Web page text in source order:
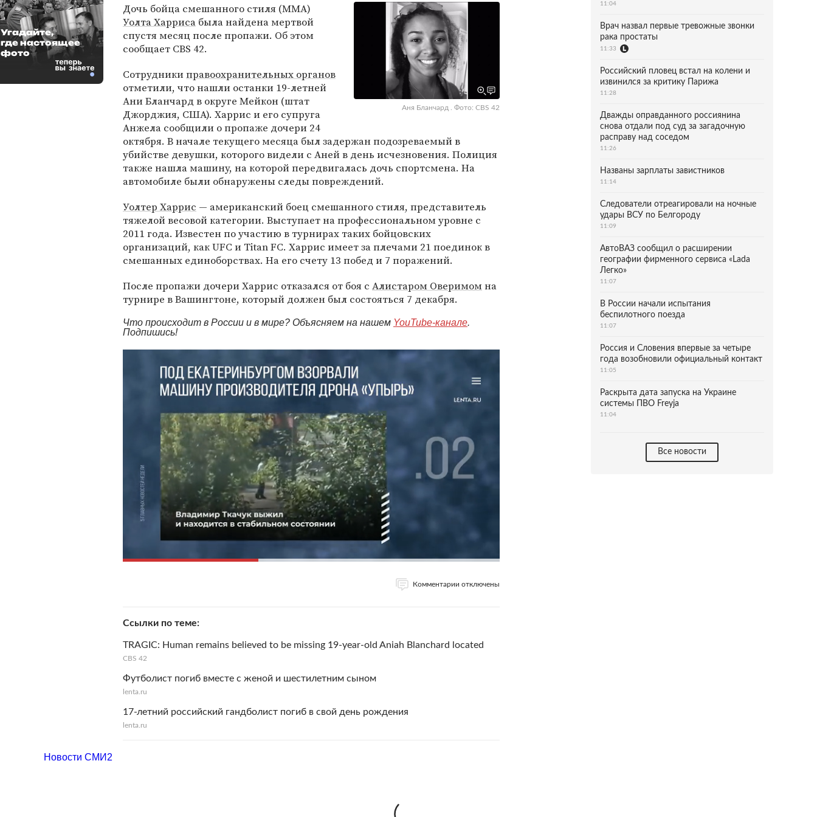
Аня Бланчард . Фото: CBS 42
Дочь бойца смешанного стиля (MMA)
Уолта Харриса была найдена мертвой
спустя месяц после пропажи. Об этом
сообщает CBS 42.
Сотрудникиправоохранительных органов
отметили, что нашли останки 19-летней
Ани Бланчард в округе Мейкон (штат
Джорджия, США). Харрис и его супруга
Анжела сообщили о пропаже дочери 24
октября. В начале текущего месяца был задержан подозреваемый в
убийстве девушки, которого видели с Аней в день исчезновения. Полиция
также нашла машину, на которой передвигалась дочь спортсмена. На
автомобиле были обнаружены следы повреждений.
Уолтер Харрис — американский боец смешанного стиля, представитель
тяжелой весовой категории. Выступает на профессиональном уровне с
2011 года. Известен по участию в турнирах таких бойцовских
организаций, как UFC и Titan FC. Харрис имеет за плечами 21 поединок в
смешанных единоборствах. На его счету 13 побед и 7 поражений.
После пропажи дочери Харрис отказался от боя с Алистаром Оверимомна
турнире в Вашингтоне, который должен был состояться 7 декабря.
Что происходит в России и в мире? Объясняем на нашем YouTube-канале.
Подпишись!
Комментарии отключены
Ссылки по теме
TRAGIC: Human remains believed to be missing 19-year-old Aniah Blanchard located
CBS 42
Футболист погиб вместе с женой и шестилетним сыном
lenta.ru
17-летний российский гандболист погиб в свой день рождения
lenta.ru
Угадайте,
где настоящее
фото
11:04
Врач назвал первые тревожные звонки
рака простаты
11:33
Российский пловец встал на колени и
извинился за критику Парижа
11:28
Дважды оправданного россиянина
снова отдали под суд за загадочную
расправу над соседом
11:26
Названы зарплаты завистников
11:14
Следователи отреагировали на ночные
удары ВСУ по Белгороду
11:09
АвтоВАЗ сообщил о расширении
географии фирменного сервиса «Lada
Легко»
11:07
В России начали испытания
беспилотного поезда
11:07
Россия и Словения впервые за четыре
года возобновили официальный контакт
11:05
Раскрыта дата запуска на Украине
системы ПВО Freyja
11:04
Все новости
Новости СМИ2